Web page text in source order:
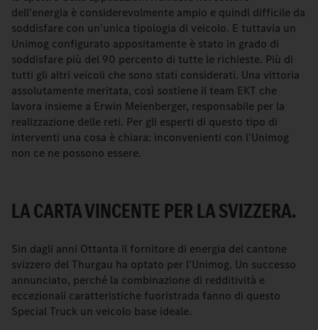
dell'energia è considerevolmente ampio e quindi difficile da
soddisfare con un'unica tipologia di veicolo. E tuttavia un
Unimog configurato appositamente è stato in grado di
soddisfare più del 90 percento di tutte le richieste. Più di
tutti gli altri veicoli che sono stati considerati. Una vittoria
assolutamente meritata, così sostiene il team EKT che
lavora insieme a Erwin Meienberger, responsabile per la
realizzazione delle reti. Per gli esperti di questo tipo di
interventi una cosa è chiara: inconvenienti con l'Unimog
non ce ne possono essere.
LA CARTA VINCENTE PER LA SVIZZERA.
Sin dagli anni Ottanta il fornitore di energia del cantone
svizzero del Thurgau ha optato per l'Unimog. Un successo
annunciato, perché la combinazione di redditività e
eccezionali caratteristiche fuoristrada fanno di questo
Special Truck un veicolo base ideale.